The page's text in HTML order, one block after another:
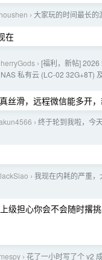
› 大家玩的时间最长的
在
› [福利，新帖]
私有云 (LC-02 32G+8T)
丝滑，远程微信能多开，
› 终于轮到我啦，今
› 我现在内耗的严重，
级担心你会不会随时撂
› 花了一小时写了个 v2